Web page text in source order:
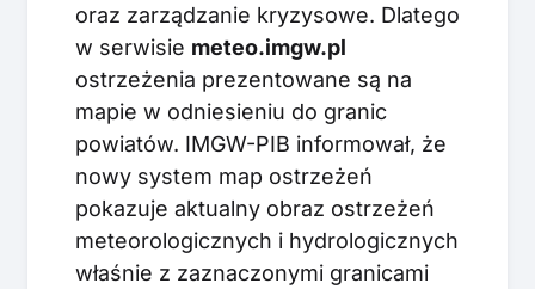
oraz zarządzanie kryzysowe. Dlatego
w serwisie meteo.imgw.pl
ostrzeżenia prezentowane są na
mapie w odniesieniu do granic
powiatów. IMGW-PIB informował, że
nowy system map ostrzeżeń
pokazuje aktualny obraz ostrzeżeń
meteorologicznych i hydrologicznych
właśnie z zaznaczonymi granicami